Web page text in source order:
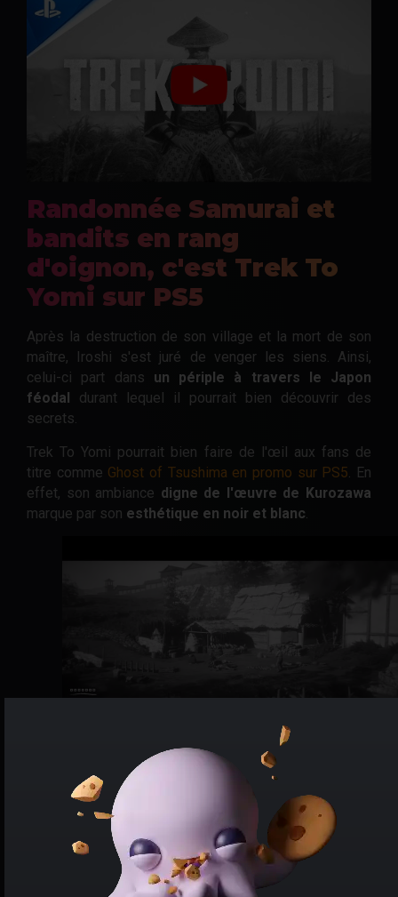
Randonnée Samurai et
bandits en rang
d'oignon, c'est Trek To
Yomi sur PS5
Après la destruction de son village et la mort de son
maître, Iroshi s'est juré de venger les siens. Ainsi,
celui-ci part dans un périple à travers le Japon
féodal
durant lequel il pourrait bien découvrir des
secrets.
Trek To Yomi pourrait bien faire de l'œil aux fans de
titre comme Ghost of Tsushima en promo sur PS5 . En
effet, son ambiance digne de l'œuvre de Kurozawa
marque par son esthétique en noir et blanc
Le jeu de caméra porte la mise en scène du titre.
Le jeu alterne en effet entre un scrolling 2D et des
cadrages fixes. Les quelques mouvements de caméra
faisant varier les perspectives offrent au titre
un rendu
des plus cinématographique
propice à la
contemplation. Les vagues successives de bandits ne
vous laisseront cependant que peut de temps pour